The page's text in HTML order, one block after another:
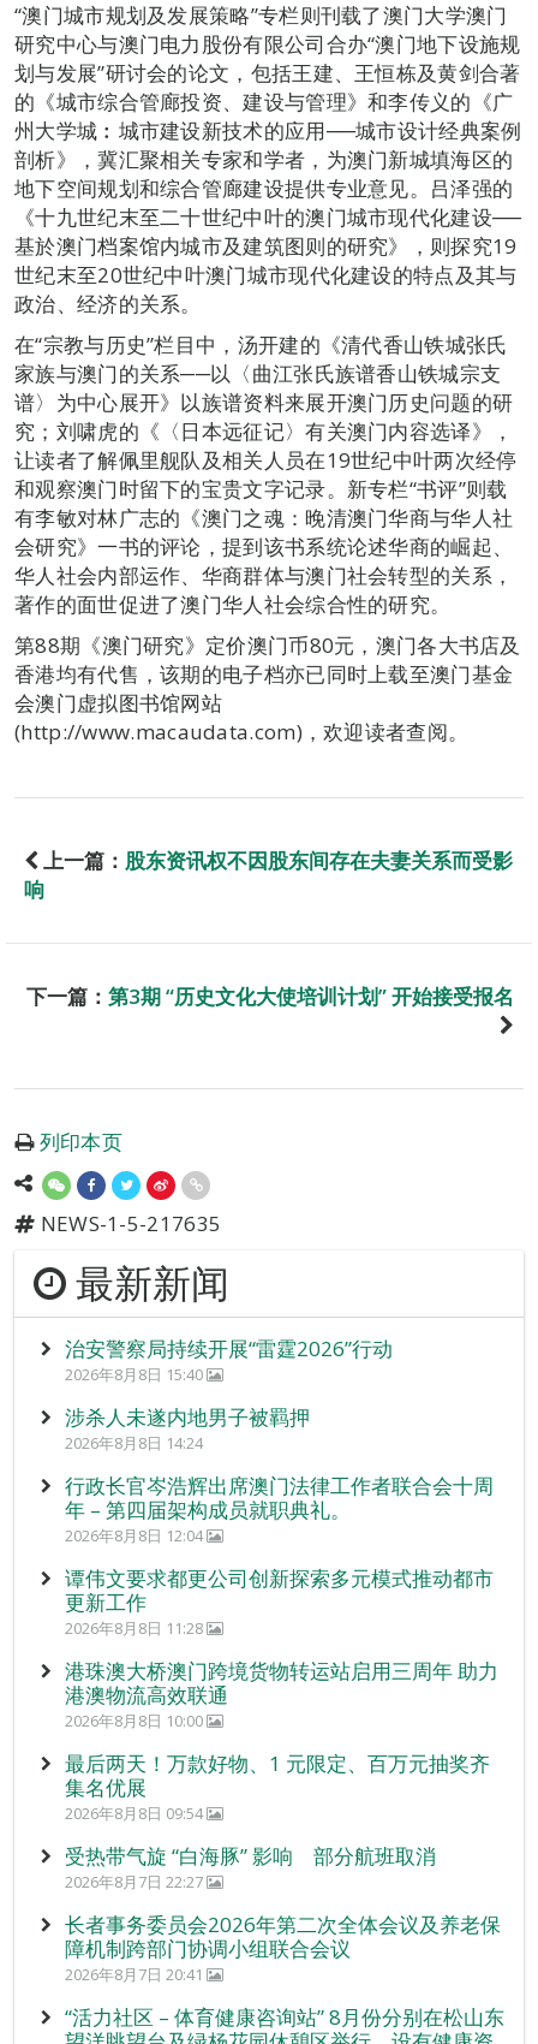
“澳门城市规划及发展策略”专栏则刊载了澳门大学澳门
研究中心与澳门电力股份有限公司合办“澳门地下设施规
划与发展”研讨会的论文，包括王建、王恒栋及黄剑合著
的《城市综合管廊投资、建设与管理》和李传义的《广
州大学城︰城市建设新技术的应用──城市设计经典案例
剖析》，冀汇聚相关专家和学者，为澳门新城填海区的
地下空间规划和综合管廊建设提供专业意见。吕泽强的
《十九世纪末至二十世纪中叶的澳门城市现代化建设──
基於澳门档案馆内城市及建筑图则的研究》，则探究19
世纪末至20世纪中叶澳门城市现代化建设的特点及其与
政治、经济的关系。
在“宗教与历史”栏目中，汤开建的《清代香山铁城张氏
家族与澳门的关系──以〈曲江张氏族谱香山铁城宗支
谱〉为中心展开》以族谱资料来展开澳门历史问题的研
究；刘啸虎的《〈日本远征记〉有关澳门内容选译》，
让读者了解佩里舰队及相关人员在19世纪中叶两次经停
和观察澳门时留下的宝贵文字记录。新专栏“书评”则载
有李敏对林广志的《澳门之魂：晚清澳门华商与华人社
会研究》一书的评论，提到该书系统论述华商的崛起、
华人社会内部运作、华商群体与澳门社会转型的关系，
著作的面世促进了澳门华人社会综合性的研究。
第88期《澳门研究》定价澳门币80元，澳门各大书店及
香港均有代售，该期的电子档亦已同时上载至澳门基金
会澳门虚拟图书馆网站
(http://www.macaudata.com)，欢迎读者查阅。
上一篇： 股东资讯权不因股东间存在夫妻关系而受影
响
下一篇： 第3期 “历史文化大使培训计划” 开始接受报名
列印本页
NEWS-1-5-217635
最新新闻
治安警察局持续开展“雷霆2026”行动
2026年8月8日 15:40
涉杀人未遂内地男子被羁押
2026年8月8日 14:24
行政长官岑浩辉出席澳门法律工作者联合会十周
年 – 第四届架构成员就职典礼。
2026年8月8日 12:04
谭伟文要求都更公司创新探索多元模式推动都市
更新工作
2026年8月8日 11:28
港珠澳大桥澳门跨境货物转运站启用三周年 助力
港澳物流高效联通
2026年8月8日 10:00
最后两天！万款好物、1 元限定、百万元抽奖齐
集名优展
2026年8月8日 09:54
受热带气旋 “白海豚” 影响 部分航班取消
2026年8月7日 22:27
长者事务委员会2026年第二次全体会议及养老保
障机制跨部门协调小组联合会议
2026年8月7日 20:41
“活力社区 – 体育健康咨询站” 8月份分别在松山东